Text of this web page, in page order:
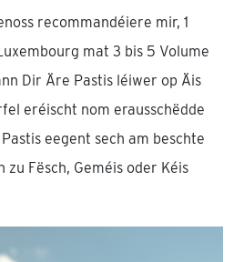
recommandéiere mir, 1
mat 3 bis 5 Volume
Dir Äre Pastis léiwer op Äis
eréischt nom erausschëdde
eegent sech am beschte
Fësch, Geméis oder Kéis